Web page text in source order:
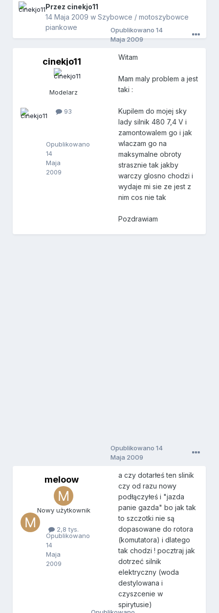
Przez cinekjo11
14 Maja 2009 wSzybowce / motoszybowce
piankowe
c
e
k
o
Opublikowano
14
Maja
2009
cinekjo11
Modelarz
93
Opublikowano14
Maja 2009
Witam
Mam maly problem a jest
taki :
Kupilem do mojej sky
lady silnik 480 7,4 V i
zamontowalem go i jak
wlaczam go na
maksymalne obroty
strasznie tak jakby
warczy glosno chodzi i
wydaje mi sie ze jest z
nim cos nie tak
Pozdrawiam
m
o
o
w
Opublikowano
14
Maja
2009
meloow
Nowy użytkownik
2,8 tys.
Opublikowano14
Maja 2009
a czy dotarłeś ten slinik
czy od razu nowy
podłączyłeś i "jazda
panie gazda" bo jak tak
to szczotki nie są
dopasowane do rotora
(komutatora) i dlatego
tak chodzi ! pocztraj jak
dotrzeć silnik
elektryczny (woda
destylowana i
czyszcenie w
spirytusie)